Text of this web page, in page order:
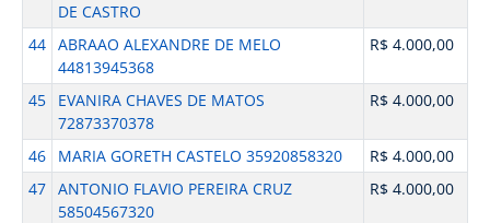
DE CASTRO
44 ABRAAO ALEXANDRE DE MELO
44813945368
R$ 4.000,00
45
EVANIRA CHAVES DE MATOS
72873370378
R$ 4.000,00
46 MARIA GORETH CASTELO 35920858320
R$ 4.000,00
47 ANTONIO FLAVIO PEREIRA CRUZ
58504567320
R$ 4.000,00